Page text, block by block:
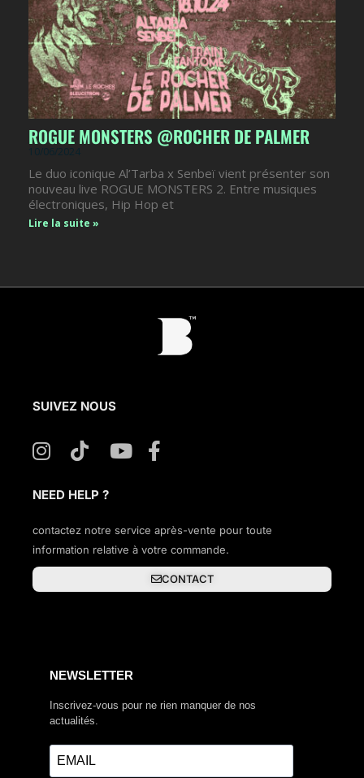
ROGUE MONSTERS @ROCHER DE PALMER
10/06/2024
Le duo iconique Al’Tarba x Senbeï vient présenter son
nouveau live ROGUE MONSTERS 2. Entre musiques
électroniques, Hip Hop et
Lire la suite »
SUIVEZ NOUS
NEED HELP ?
contactez notre service après-vente pour toute
information relative à votre commande.
CONTACT
NEWSLETTER
Inscrivez-vous pour ne rien manquer de nos
actualités.